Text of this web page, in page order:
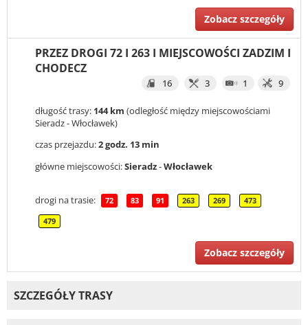
Zobacz szczegóły
PRZEZ DROGI 72 I 263 I MIEJSCOWOŚCI ZADZIM I
CHODECZ
16 3 1 9
długość trasy: 144 km (odległość między miejscowościami
Sieradz - Włocławek)
czas przejazdu:2 godz. 13 min
główne miejscowości:Sieradz-Włocławek
drogi na trasie: 72 83 91 263 269 473
479
Zobacz szczegóły
SZCZEGÓŁY TRASY